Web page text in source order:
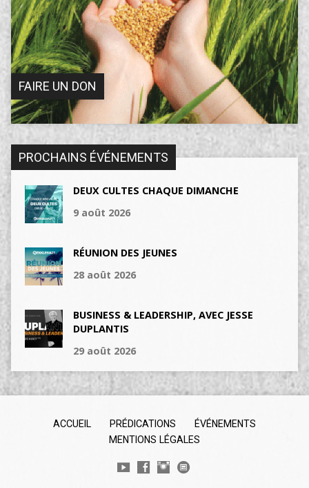
FAIRE UN DON
PROCHAINS ÉVÉNEMENTS
DEUX CULTES CHAQUE DIMANCHE
9 août 2026
RÉUNION DES JEUNES
28 août 2026
BUSINESS & LEADERSHIP, AVEC JESSE
DUPLANTIS
29 août 2026
ACCUEIL PRÉDICATIONS
ÉVÉNEMENTS
MENTIONS LÉGALES